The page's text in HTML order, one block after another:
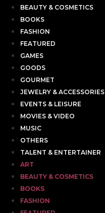
BEAUTY & COSMETICS
BOOKS
FASHION
FEATURED
GAMES
GOODS
GOURMET
JEWELRY & ACCESSORIES
EVENTS & LEISURE
MOVIES & VIDEO
MUSIC
OTHERS
TALENT & ENTERTAINER
ART
BEAUTY & COSMETICS
BOOKS
FASHION